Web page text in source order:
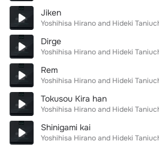
Jiken
Yoshihisa Hirano and Hideki
Dirge
Yoshihisa Hirano and Hideki
Rem
Yoshihisa Hirano and Hideki
Tokusou Kira han
Yoshihisa Hirano and Hideki
Shinigami kai
Yoshihisa Hirano and Hideki